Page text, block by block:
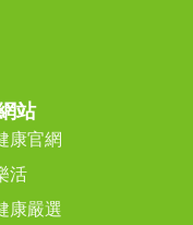
站
康官網
活
康嚴選